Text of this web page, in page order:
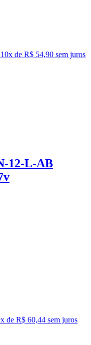
10x de R$ 54,90 sem juros
12-L-AB
x de R$ 60,44 sem juros